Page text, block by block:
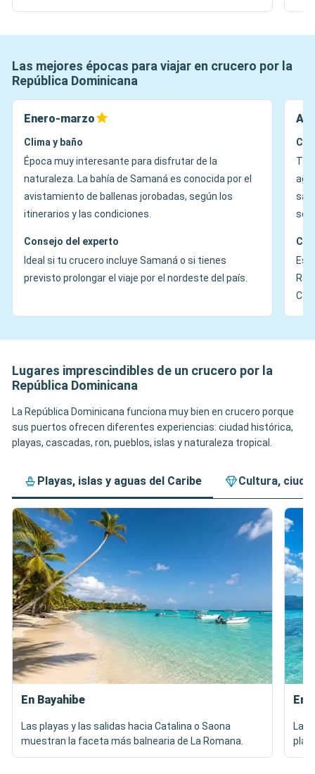
Las mejores épocas para viajar en crucero por la
República Dominicana
Enero-marzo
Clima y baño
Época muy interesante para disfrutar de la
naturaleza. La bahía de Samaná es conocida por el
avistamiento de ballenas jorobadas, según los
itinerarios y las condiciones.
Consejo del experto
Ideal si tu crucero incluye Samaná o si tienes
previsto prolongar el viaje por el nordeste del país.
se
Es
Lugares imprescindibles de un crucero por la
República Dominicana
La República Dominicana funciona muy bien en crucero porque
sus puertos ofrecen diferentes experiencias: ciudad histórica,
playas, cascadas, ron, pueblos, islas y naturaleza tropical.
Playas, islas y aguas del Caribe Cultura,
En Bayahibe
Las playas y las salidas hacia Catalina o Saona
muestran la faceta más balnearia de La Romana.
En
La